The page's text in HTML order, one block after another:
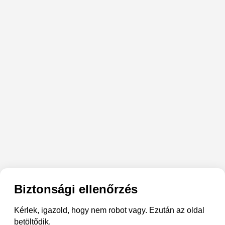
Biztonsági ellenőrzés
Kérlek, igazold, hogy nem robot vagy. Ezután az oldal
betöltődik.